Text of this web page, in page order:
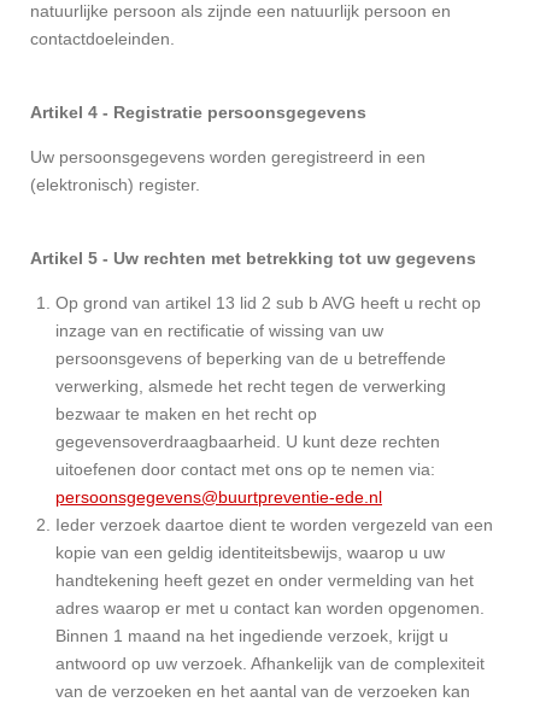
natuurlijke persoon als zijnde een natuurlijk persoon en
contactdoeleinden.
Artikel 4 - Registratie persoonsgegevens
Uw persoonsgegevens worden geregistreerd in een
(elektronisch) register.
Artikel 5 - Uw rechten met betrekking tot uw gegevens
Op grond van artikel 13 lid 2 sub b AVG heeft u recht op
inzage van en rectificatie of wissing van uw
persoonsgevens of beperking van de u betreffende
verwerking, alsmede het recht tegen de verwerking
bezwaar te maken en het recht op
gegevensoverdraagbaarheid. U kunt deze rechten
uitoefenen door contact met ons op te nemen via:
persoonsgegevens@buurtpreventie-ede.nl
Ieder verzoek daartoe dient te worden vergezeld van een
kopie van een geldig identiteitsbewijs, waarop u uw
handtekening heeft gezet en onder vermelding van het
adres waarop er met u contact kan worden opgenomen.
Binnen 1 maand na het ingediende verzoek, krijgt u
antwoord op uw verzoek. Afhankelijk van de complexiteit
van de verzoeken en het aantal van de verzoeken kan